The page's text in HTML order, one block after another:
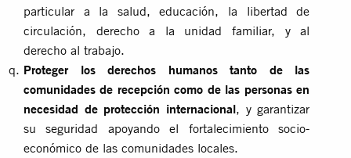
particular a la salud, educación, la libertad de
circulación, derecho a la unidad familiar, y al
derecho al trabajo.
Proteger los derechos humanos tanto de las
comunidades de recepción como de las personas en
necesidad de protección internacional, y garantizar
su seguridad apoyando el fortalecimiento socio-
económico de las comunidades locales.